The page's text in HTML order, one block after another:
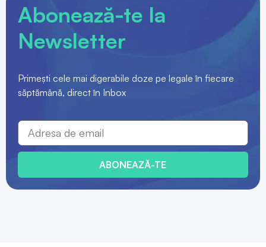
Abonează-te la
Newsletter
Primești cele mai digerabile doze pe legale în fiecare
săptămână, direct în Inbox
ABONEAZĂ-TE